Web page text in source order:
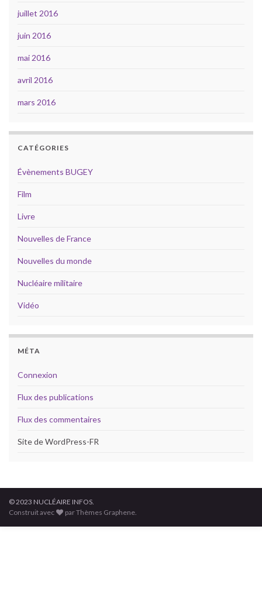
juillet 2016
juin 2016
mai 2016
avril 2016
mars 2016
CATÉGORIES
Évènements BUGEY
Film
Livre
Nouvelles de France
Nouvelles du monde
Nucléaire militaire
Vidéo
MÉTA
Connexion
Flux des publications
Flux des commentaires
Site de WordPress-FR
© 2023 NUCLÉAIRE INFOS.
Construit avec
par Thèmes Graphene.